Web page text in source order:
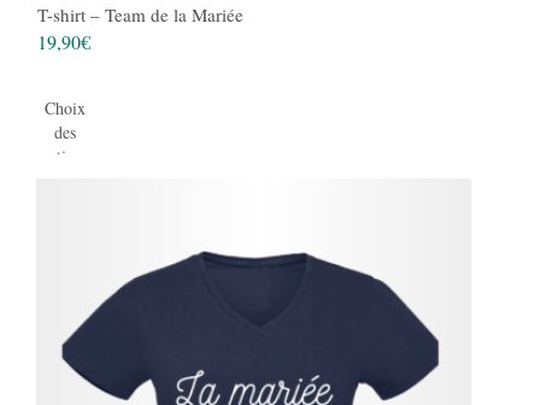
T-shirt – Team de la Mariée
19,90€
Choix
des
options